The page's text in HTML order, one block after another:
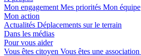
Mon engagement Mes priorités Mon équipe
Mon action
Actualités Déplacements sur le terrain
Dans les médias
Pour vous aider
Vous êtes citoyen Vous êtes une association